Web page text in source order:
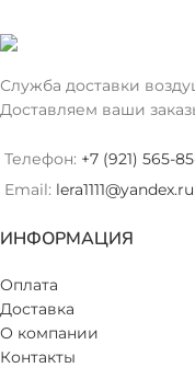
Служба доставки
Доставляем ваши
Телефон: +7 (921) 565-
Email: lera1111@yandex.ru
ИНФОРМАЦИЯ
Оплата
Доставка
О компании
Контакты